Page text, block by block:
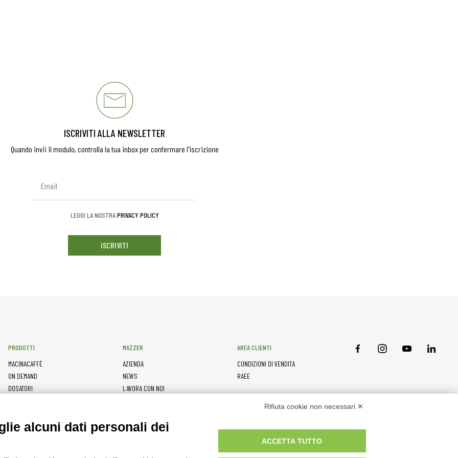
ISCRIVITI ALLA NEWSLETTER
Quando invii il modulo, controlla la tua inbox per confermare l'iscrizione
LEGGI LA NOSTRAPRIVACY POLICY
ISCRIVITI
PRODOTTI
MACINACAFFÈ
ON DEMAND
DOSATORI
ACCESSORI
MAZZER
AZIENDA
NEWS
LAVORA CON NOI
SEGNALAZIONI
AREA CLIENTI
CONDIZIONI DI VENDITA
RAEE
Rifiuta cookie non necessari ✕
alcuni dati personali dei
ACCETTA TUTTO